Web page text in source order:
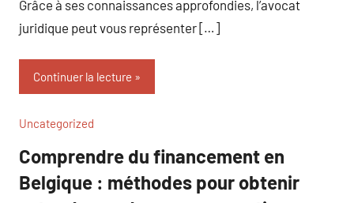
Grâce à ses connaissances approfondies, l’avocat
juridique peut vous représenter […]
Continuer la lecture
Uncategorized
Comprendre du financement en
Belgique : méthodes pour obtenir